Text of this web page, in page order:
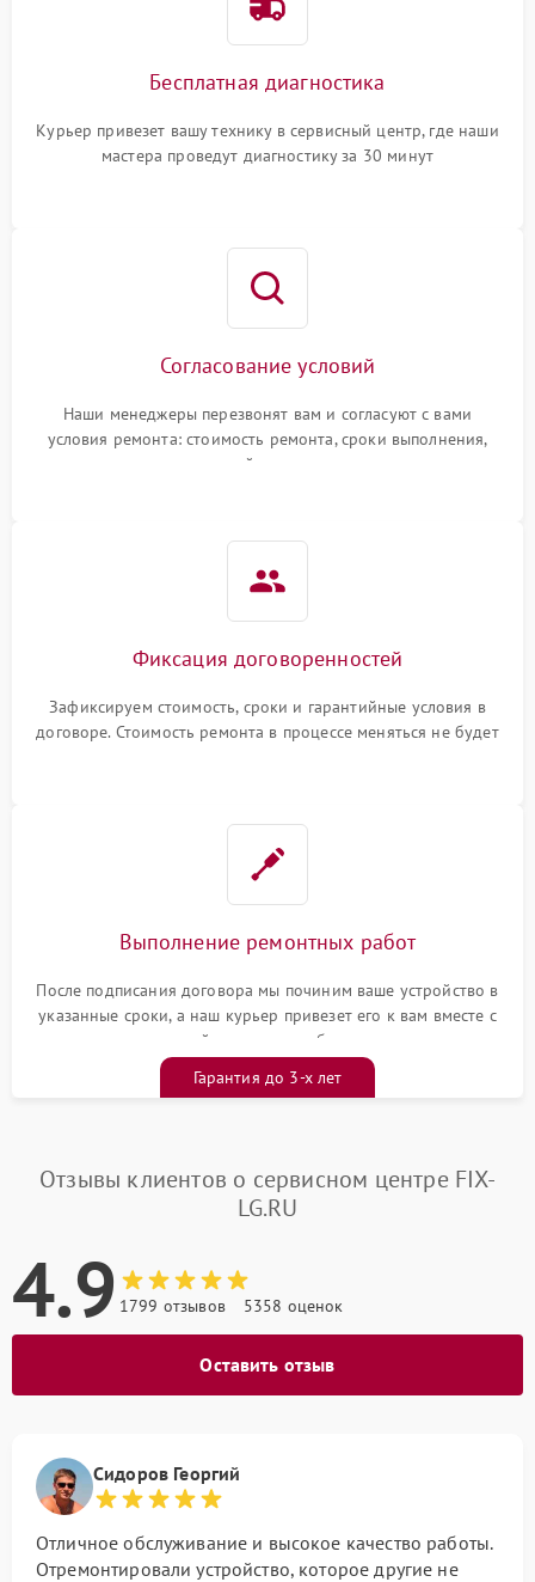
Бесплатная диагностика
Курьер привезет вашу технику в сервисный центр, где наши
мастера проведут диагностику за 30 минут
Согласование условий
Наши менеджеры перезвонят вам и согласуют с вами
условия ремонта: стоимость ремонта, сроки выполнения,
гарантийные условия
Фиксация договоренностей
Зафиксируем стоимость, сроки и гарантийные условия в
договоре. Стоимость ремонта в процессе меняться не будет
Выполнение ремонтных работ
После подписания договора мы починим ваше устройство в
указанные сроки, а наш курьер привезет его к вам вместе с
гарантийным талоном бесплатно
Гарантия до 3-х лет
Отзывы клиентов о сервисном центре FIX-
LG.RU
4.9 1799 отзывов 5358 оценок
Оставить отзыв
Сидоров Георгий
Отличное обслуживание и высокое качество работы.
Отремонтировали устройство, которое другие не